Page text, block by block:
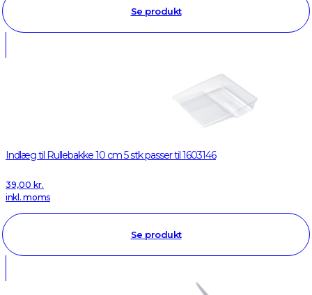
Se produkt
Indlæg til Rullebakke 10 cm 5 stk passer til 1603146
39,00 kr.
inkl. moms
Se produkt